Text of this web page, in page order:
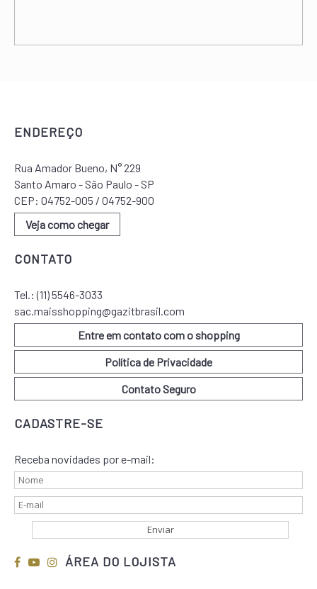
ENDEREÇO
Rua Amador Bueno, N° 229
Santo Amaro - São Paulo - SP
CEP: 04752-005 / 04752-900
Veja como chegar
CONTATO
Tel.:(11) 5546-3033
sac.maisshopping@gazitbrasil.com
Entre em contato com o shopping
Política de Privacidade
Contato Seguro
CADASTRE-SE
Receba novidades por e-mail:
ÁREA DO LOJISTA